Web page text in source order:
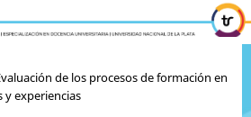
de los procesos de formación en
y experiencias